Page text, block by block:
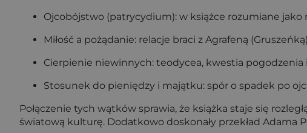
Ojcobójstwo (patrycydium): w książce rozumiane
Miłość a pożądanie: relacje braci z Agrafeną
Cierpienie niewinnych: teodycea, kwestia
Stosunek do pieniędzy i majątku: spór o spadek po
Połączenie tych wątków sprawia, że książka staje się
światową kulturę. Dodatkowo doskonały przekład